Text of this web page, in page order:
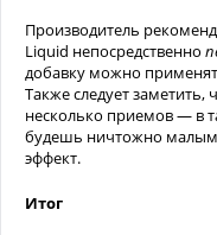
Производитель
Liquid непосредственно
добавку можно
Также следует заметить,
несколько приемов — в
будешь ничтожно
эффект.
Итог